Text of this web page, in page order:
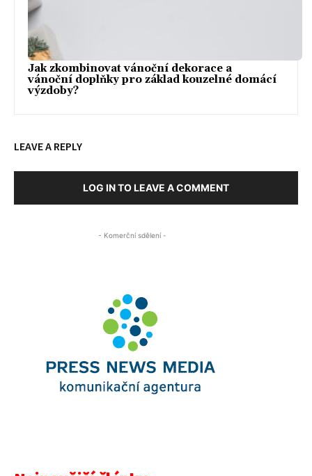
Jak zkombinovat vánoční dekorace a
vánoční doplňky pro základ kouzelné domácí
výzdoby?
LEAVE A REPLY
LOG IN TO LEAVE A COMMENT
- Komerční sdělení -